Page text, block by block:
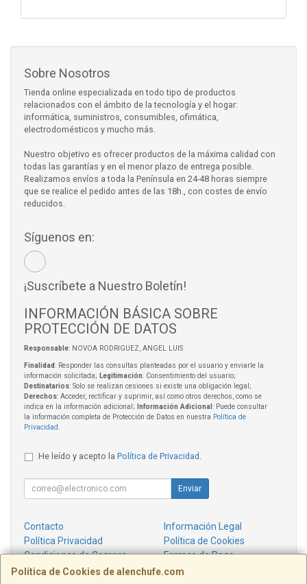
Política de Cookies de alenchufe.com
Sobre Nosotros
Tienda online especializada en todo tipo de productos
relacionados con el ámbito de la tecnología y el hogar:
informática, suministros, consumibles, ofimática,
electrodomésticos y mucho más.
Nuestro objetivo es ofrecer productos de la máxima calidad con
todas las garantías y en el menor plazo de entrega posible.
Realizamos envíos a toda la Península en 24-48 horas siempre
que se realice el pedido antes de las 18h., con costes de envío
reducidos.
Síguenos en:
¡Suscríbete a Nuestro Boletín!
INFORMACIÓN BÁSICA SOBRE
PROTECCIÓN DE DATOS
Responsable: NOVOA RODRIGUEZ, ANGEL LUIS
Finalidad: Responder las consultas planteadas por el usuario y enviarle la
información solicitada; Legitimación: Consentimiento del usuario;
Destinatarios: Solo se realizan cesiones si existe una obligación legal;
Derechos: Acceder, rectificar y suprimir, así como otros derechos, como se
indica en la información adicional;
Información Adicional : Puede consultar
la información completa de Protección de Datos en nuestra Política de
Privacidad
He leído y acepto la Política de Privacidad
Enviar
Contacto
Información Legal
Política Privacidad
Política de Cookies
Condiciones de Compra
Formas de Pago
¿Quienes Somos?